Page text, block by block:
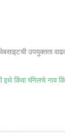
उपयुक्तता
इथे किंवा चॅनेलचे नाव